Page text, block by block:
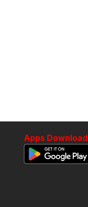
Apps Download